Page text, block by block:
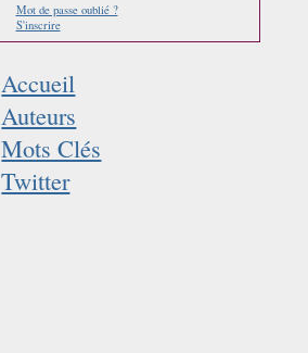
Mot de passe oublié ?
S'inscrire
Accueil
Auteurs
Mots Clés
Twitter